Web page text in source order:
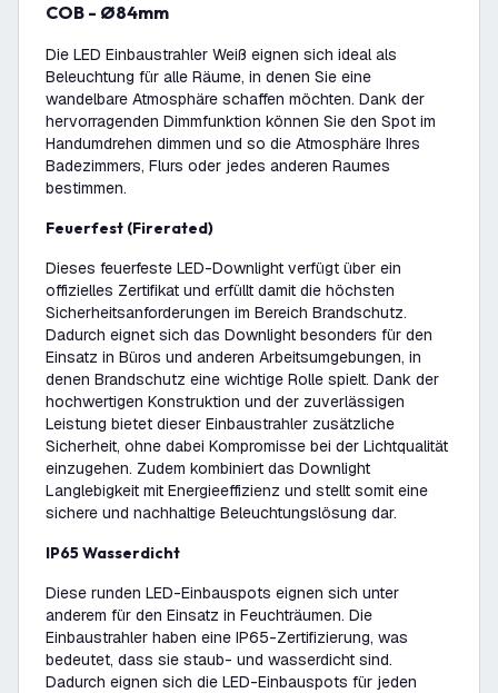
COB - Ø84mm
Die LED Einbaustrahler Weiß eignen sich ideal als
Beleuchtung für alle Räume, in denen Sie eine
wandelbare Atmosphäre schaffen möchten. Dank der
hervorragenden Dimmfunktion können Sie den Spot im
Handumdrehen dimmen und so die Atmosphäre Ihres
Badezimmers, Flurs oder jedes anderen Raumes
bestimmen.
Feuerfest (Firerated)
Dieses feuerfeste LED-Downlight verfügt über ein
offizielles Zertifikat und erfüllt damit die höchsten
Sicherheitsanforderungen im Bereich Brandschutz.
Dadurch eignet sich das Downlight besonders für den
Einsatz in Büros und anderen Arbeitsumgebungen, in
denen Brandschutz eine wichtige Rolle spielt. Dank der
hochwertigen Konstruktion und der zuverlässigen
Leistung bietet dieser Einbaustrahler zusätzliche
Sicherheit, ohne dabei Kompromisse bei der Lichtqualität
einzugehen. Zudem kombiniert das Downlight
Langlebigkeit mit Energieeffizienz und stellt somit eine
sichere und nachhaltige Beleuchtungslösung dar.
IP65 Wasserdicht
Diese runden LED-Einbauspots eignen sich unter
anderem für den Einsatz in Feuchträumen. Die
Einbaustrahler haben eine IP65-Zertifizierung, was
bedeutet, dass sie staub- und wasserdicht sind.
Dadurch eignen sich die LED-Einbauspots für jeden